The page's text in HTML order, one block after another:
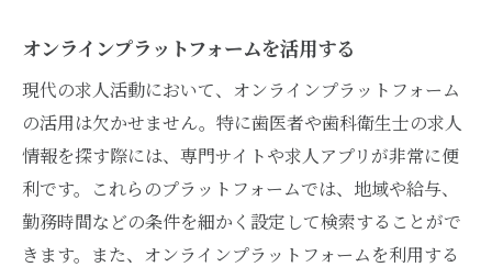
オンラインプラットフォームを活用する
現代の求人活動において、オンラインプラットフォーム
の活用は欠かせません。特に歯医者や歯科衛生士の求人
情報を探す際には、専門サイトや求人アプリが非常に便
利です。これらのプラットフォームでは、地域や給与、
勤務時間などの条件を細かく設定して検索することがで
きます。また、オンラインプラットフォームを利用する